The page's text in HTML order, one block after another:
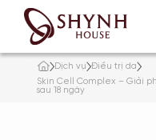
Liên hệ với chúng tôi
1900 989 800
TRANG CHỦ
Dịch vụ Điều trị da
Skin Cell Complex – Giải
sau 18 ngày